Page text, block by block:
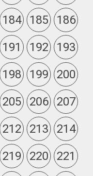
184 185
186
191 192
193
198 199
200
205 206
207
212 213
214
219 220
221